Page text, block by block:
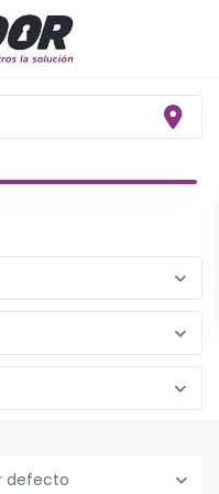
defecto